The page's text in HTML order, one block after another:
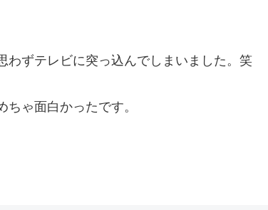
わずテレビに突っ込んでしまいました。笑
ゃ面白かったです。